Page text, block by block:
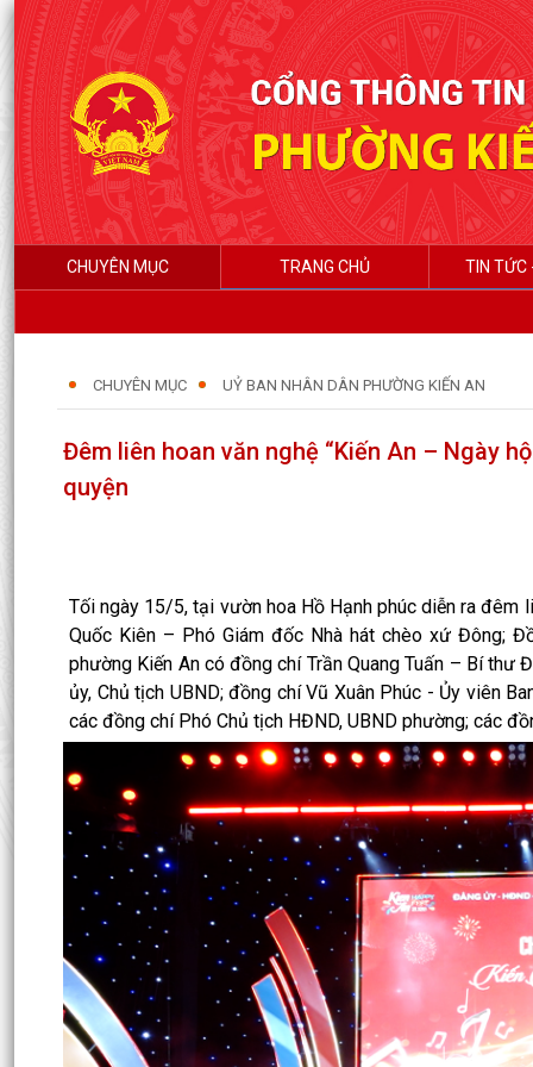
CHUYÊN MỤC TRANG CHỦ TIN TỨC
CHUYÊN MỤC UỶ BAN NHÂN DÂN PHƯỜNG KIẾN AN
Đêm liên hoan văn nghệ “Kiến An – Ngày
quyện
Tối ngày 15/5, tại vườn hoa Hồ Hạnh phúc diễn ra đêm
Quốc Kiên – Phó Giám đốc Nhà hát chèo xứ Đông;
phường Kiến An có đồng chí Trần Quang Tuấn – Bí
ủy, Chủ tịch UBND; đồng chí Vũ Xuân Phúc - Ủy viên
các đồng chí Phó Chủ tịch HĐND, UBND phường; các